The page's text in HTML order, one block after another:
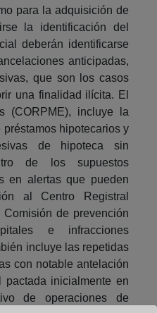
para la adquisición de
la identificación del
deberán identificarse
anticipadas,
que son los casos
una finalidad ilícita. El
(CORPME), incluye la
hipotecarios y
de hipoteca sin
de los supuestos
en alertas que pueden
al Centro Registral
de prevención
e infracciones
incluye las repetidas
con notable antelación
inicialmente en
de operaciones de